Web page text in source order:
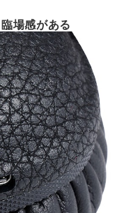
場感がある